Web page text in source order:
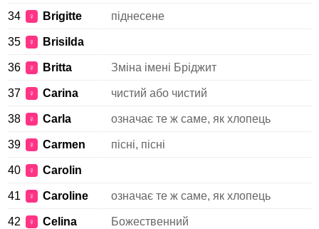
34 ♀ Brigitte піднесене
35 ♀ Brisilda
36 ♀ Britta Зміна імені Бріджит
37 ♀ Carina чистий або чистий
38 ♀ Carla означає те ж саме, як хлопець
39 ♀ Carmen пісні, пісні
40 ♀ Carolin
41 ♀ Caroline означає те ж саме, як хлопець
42 ♀ Celina Божественний